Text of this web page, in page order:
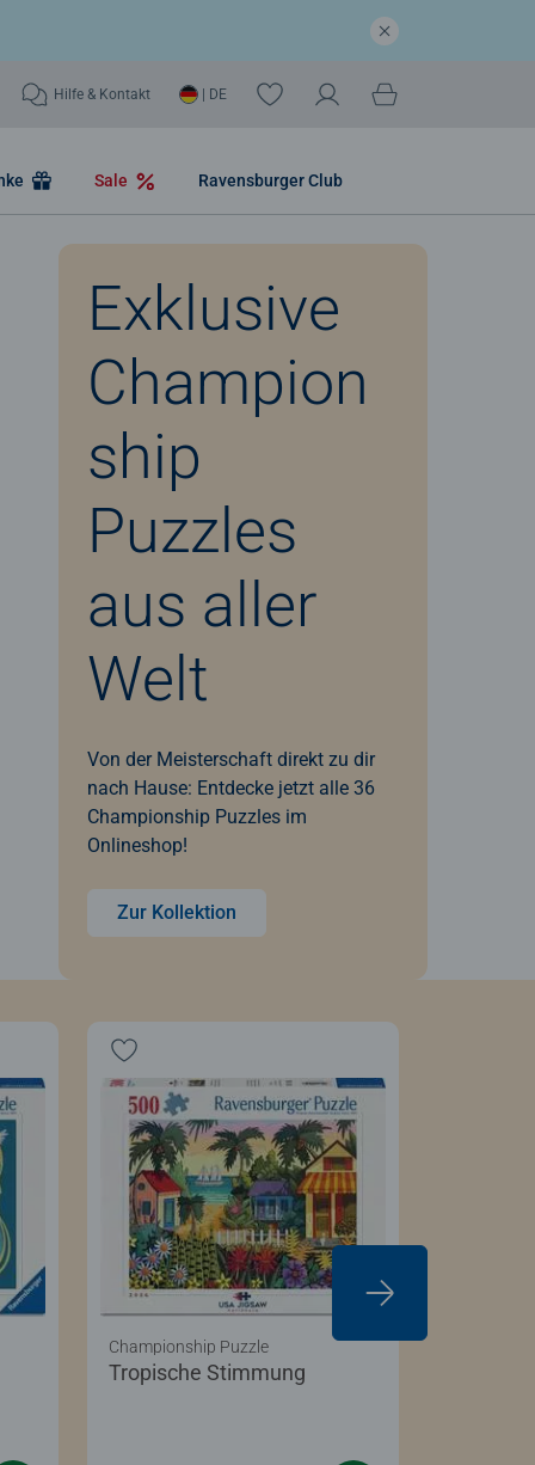
Hilfe & Kontakt | DE
Sale Ravensburger Club
Exklusive
Champion
ship
Puzzles
aus aller
Welt
Von der Meisterschaft direkt zu dir
nach Hause: Entdecke jetzt alle 36
Championship Puzzles im
Onlineshop!
Zur Kollektion
Tropische Stimmung
Championship Puzzle